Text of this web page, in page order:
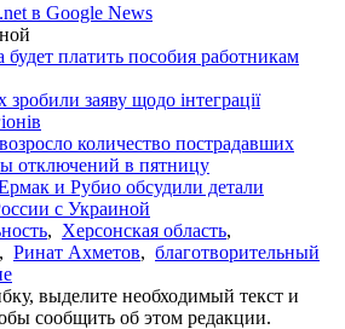
в Google News
платить пособия работникам
заяву щодо інтеграції
количество пострадавших
отключений в пятницу
и Рубио обсудили детали
с Украиной
, Херсонская область,
, Ринат Ахметов, благотворительный
выделите необходимый текст и
сообщить об этом редакции.